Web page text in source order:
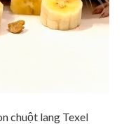
chuột lang Texel